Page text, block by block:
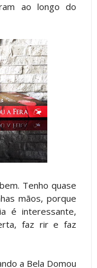
ao longo do
Tenho quase
mãos, porque
é interessante,
faz rir e faz
a Bela Domou